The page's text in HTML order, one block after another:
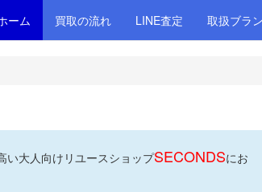
ーム 買取の流れ LINE査定 取扱ブラ
い大人向けリユースショップSECONDSにお